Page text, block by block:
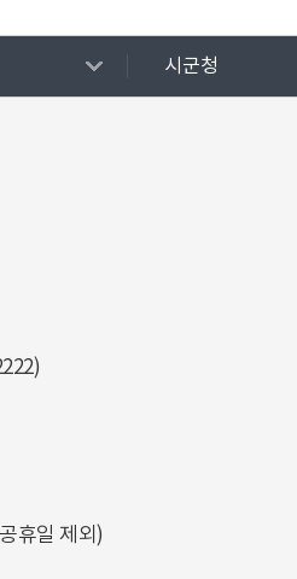
시군청
)
휴일 제외)